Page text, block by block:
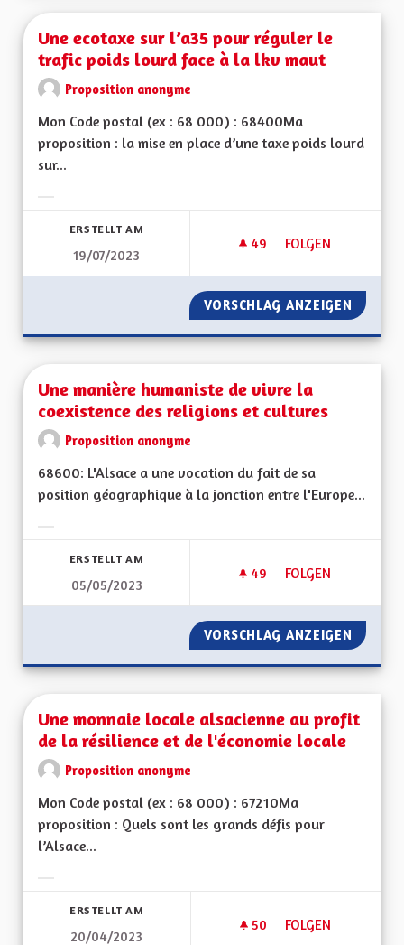
Une ecotaxe sur l’a35 pour réguler le
trafic poids lourd face à la lkv maut
Proposition anonyme
Mon Code postal (ex : 68 000) : 68400Ma
proposition : la mise en place d’une taxe poids lourd
sur...
ERSTELLT AM
19/07/2023
49 49 FOLLOWER
FOLGEN
UNE ECOTAXE
VORSCHLAG ANZEIGEN UNE
Une manière humaniste de vivre la
coexistence des religions et cultures
Proposition anonyme
68600: L'Alsace a une vocation du fait de sa
position géographique à la jonction entre l'Europe...
ERSTELLT AM
05/05/2023
49 49 FOLLOWER
FOLGEN
UNE MANIÈRE
VORSCHLAG ANZEIGEN UNE
Une monnaie locale alsacienne au profit
de la résilience et de l'économie locale
Proposition anonyme
Mon Code postal (ex : 68 000) : 67210Ma
proposition : Quels sont les grands défis pour
l’Alsace...
ERSTELLT AM
20/04/2023
50 50 FOLLOWER
FOLGEN
UNE MONNAIE